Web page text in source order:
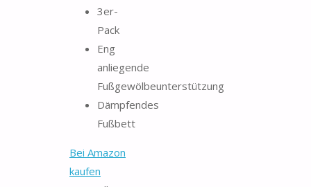
3er-
Pack
Eng
anliegende
Fußgewölbeunterstützung
Dämpfendes
Fußbett
Bei Amazon
kaufen